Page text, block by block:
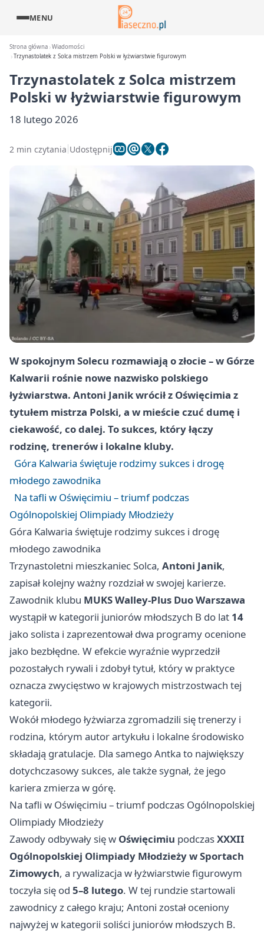
MENU
Strona główna Wiadomości
Trzynastolatek z Solca mistrzem Polski w łyżwiarstwie figurowym
Trzynastolatek z Solca mistrzem
Polski w łyżwiarstwie figurowym
18 lutego 2026
2 min czytania Udostępnij
W spokojnym Solecu rozmawiają o złocie – w Górze
Kalwarii rośnie nowe nazwisko polskiego
łyżwiarstwa. Antoni Janik wrócił z Oświęcimia z
tytułem mistrza Polski, a w mieście czuć dumę i
ciekawość, co dalej. To sukces, który łączy
rodzinę, trenerów i lokalne kluby.
Góra Kalwaria świętuje rodzimy sukces i drogę
młodego zawodnika
Na tafli w Oświęcimiu – triumf podczas
Ogólnopolskiej Olimpiady Młodzieży
Góra Kalwaria świętuje rodzimy sukces i drogę
młodego zawodnika
Trzynastoletni mieszkaniec Solca, Antoni Janik,
zapisał kolejny ważny rozdział w swojej karierze.
Zawodnik klubu MUKS Walley-Plus Duo Warszawa
wystąpił w kategorii juniorów młodszych B do lat 14
jako solista i zaprezentował dwa programy ocenione
jako bezbłędne. W efekcie wyraźnie wyprzedził
pozostałych rywali i zdobył tytuł, który w praktyce
oznacza zwycięstwo w krajowych mistrzostwach tej
kategorii.
Wokół młodego łyżwiarza zgromadzili się trenerzy i
rodzina, którym autor artykułu i lokalne środowisko
składają gratulacje. Dla samego Antka to największy
dotychczasowy sukces, ale także sygnał, że jego
kariera zmierza w górę.
Na tafli w Oświęcimiu – triumf podczas Ogólnopolskiej
Olimpiady Młodzieży
Zawody odbywały się w Oświęcimiu podczasXXXII
Ogólnopolskiej Olimpiady Młodzieży w Sportach
Zimowych, a rywalizacja w łyżwiarstwie figurowym
toczyła się od 5–8 lutego. W tej rundzie startowali
zawodnicy z całego kraju; Antoni został oceniony
najwyżej w kategorii soliści juniorów młodszych B.